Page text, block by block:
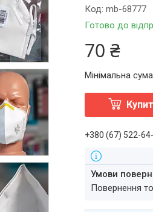
Готово до
Код:mb-68777
70 ₴
Мінімальна
+380 (67) 522-
повернення